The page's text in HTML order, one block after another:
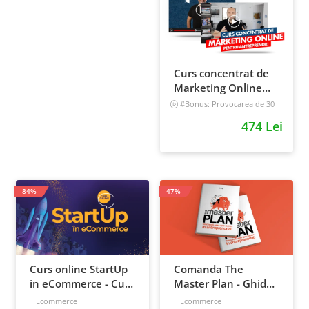
Curs concentrat de
Marketing Online
pentru antreprenori
#Bonus: Provocarea de 30
474 Lei
Curs online StartUp
in eCommerce - Cum
deschizi un magazin
Ecommerce
-84%
Comanda The
Master Plan - Ghid
pentru antreprenori,
Ecommerce
-47%